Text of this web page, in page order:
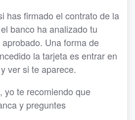
has firmado el contrato de la
banco ha analizado tu
Una forma de
la tarjeta es entrar en
ver si te aparece.
yo te recomiendo que
y preguntes